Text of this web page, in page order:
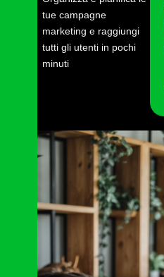
tue campagne
marketing e raggiungi
tutti gli utenti in pochi
minuti